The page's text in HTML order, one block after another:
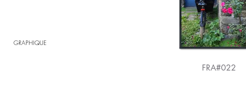
GRAPHIQUE
FRA#022